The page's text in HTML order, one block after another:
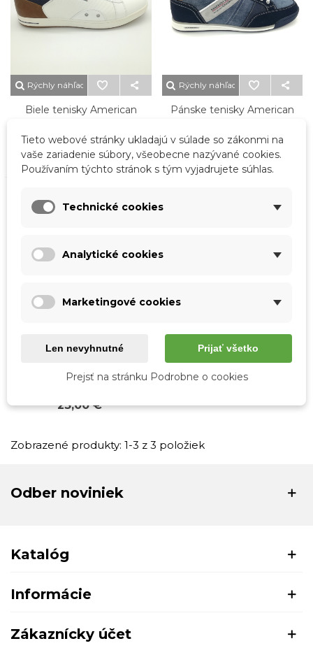
Rýchly náhľad
Biele tenisky American
29,50 €
Rýchly náhľad
Pánske tenisky American
29,50 €
Rýchly náhľad
Športové topánky
American club
23,00 €
Zobrazené produkty: 1-3 z 3 položiek
Odber noviniek
Katalóg
Informácie
Zákaznícky účet
Tieto webové stránky ukladajú v súlade so zákonmi na
vaše zariadenie súbory, všeobecne nazývané cookies.
Používaním týchto stránok s tým vyjadrujete súhlas.
Technické cookies
Analytické cookies
Marketingové cookies
Len nevyhnutné Prijať všetko
Prejsť na stránku Podrobne o cookies